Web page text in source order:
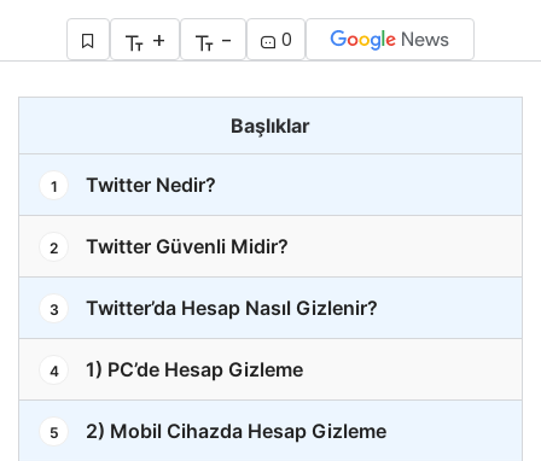
+ - 0
Başlıklar
1 Twitter Nedir?
2 Twitter Güvenli Midir?
3 Twitter’da Hesap Nasıl Gizlenir?
4 1) PC’de Hesap Gizleme
5 2) Mobil Cihazda Hesap Gizleme